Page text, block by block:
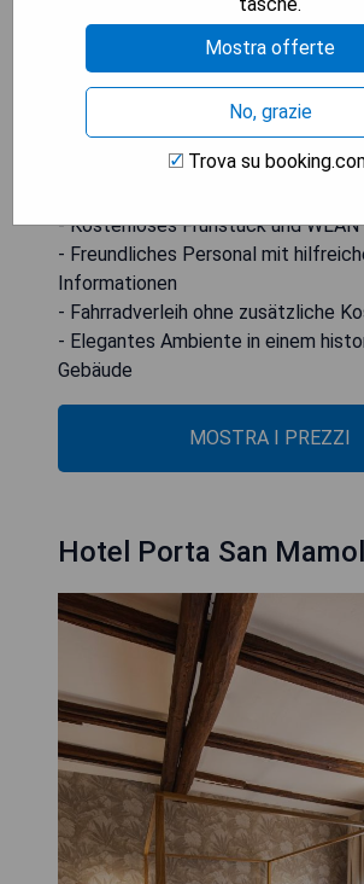
während Ihnen das freundliche
Stadt- und Reiseinformationen
- Zentrale Lage neben wichtigen
- Kostenloses Frühstück und WLAN
- Freundliches Personal mit
Informationen
- Fahrradverleih ohne zusätzliche
- Elegantes Ambiente in einem
Gebäude
MOSTRA I PREZZI
Hotel Porta San
Mostra offerte
No, grazie
Trova su